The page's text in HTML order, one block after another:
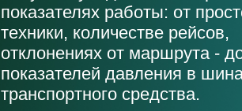
показателях работы: от
техники, количестве рейсов,
отклонениях от маршрута -
показателей давления в
транспортного средства.